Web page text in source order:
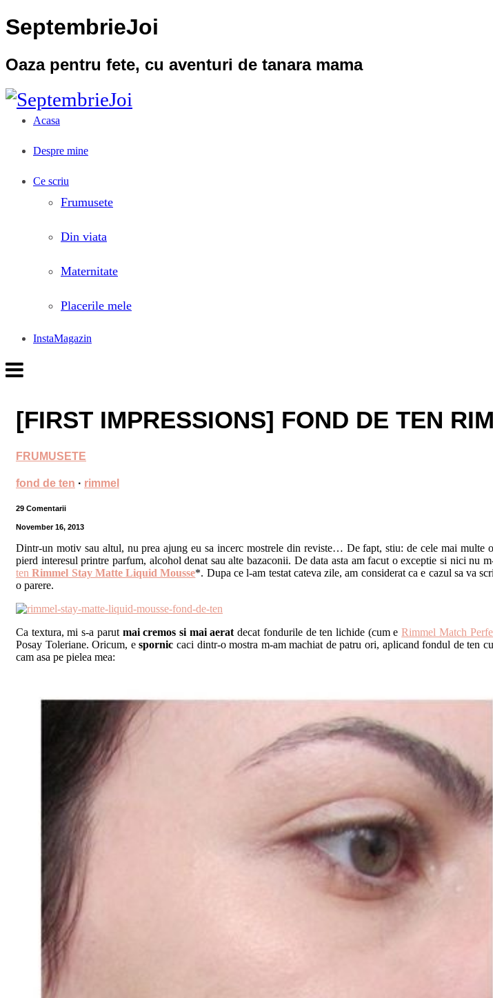
SeptembrieJoi
Oaza pentru fete, cu aventuri de tanara mama
Acasa
Despre mine
Ce scriu
Frumusete
Din viata
Maternitate
Placerile mele
InstaMagazin
[FIRST IMPRESSIONS] FOND DE TEN
FRUMUSETE
fond de ten · rimmel
29 Comentarii
November 16, 2013
Dintr-un motiv sau altul, nu prea ajung eu sa incerc mostrele din reviste… De fapt, stiu: de cele mai
pierd interesul printre parfum, alcohol denat sau alte bazaconii. De data asta am facut o exceptie si nici nu
tenRimmel Stay Matte Liquid Mousse*. Dupa ce l-am testat cateva zile, am considerat ca e cazul sa va
o parere.
Ca textura, mi s-a parutmai cremos si mai aerat decat fondurile de ten lichide (cum eRimmel Match
Posay Toleriane. Oricum, espornic caci dintr-o mostra m-am machiat de patru ori, aplicand fondul de ten
cam asa pe pielea mea: